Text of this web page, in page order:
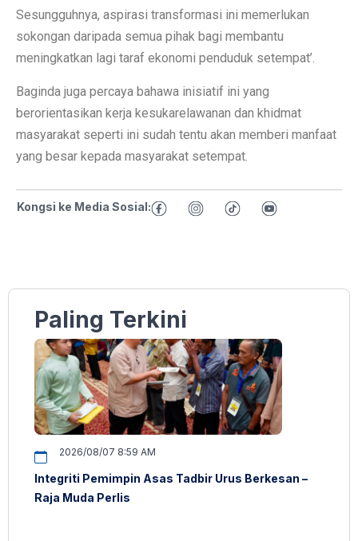
Sesungguhnya, aspirasi transformasi ini memerlukan
sokongan daripada semua pihak bagi membantu
meningkatkan lagi taraf ekonomi penduduk setempat’.
Baginda juga percaya bahawa inisiatif ini yang
berorientasikan kerja kesukarelawanan dan khidmat
masyarakat seperti ini sudah tentu akan memberi manfaat
yang besar kepada masyarakat setempat.
Kongsi ke Media Sosial:
Paling Terkini
2026/08/07 8:59 AM
Integriti Pemimpin Asas Tadbir Urus Berkesan –
Raja Muda Perlis